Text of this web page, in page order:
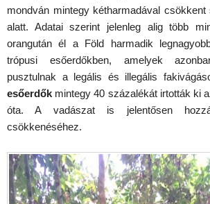
mondván mintegy kétharmadával
alatt. Adatai szerint jelenleg alig több
orangután él a Föld harmadik
trópusi esőerdőkben, amelyek
pusztulnak a legális és illegális
esőerdők mintegy 40 százalékát irtották ki
óta. A vadászat is jelentősen
csökkenéséhez.